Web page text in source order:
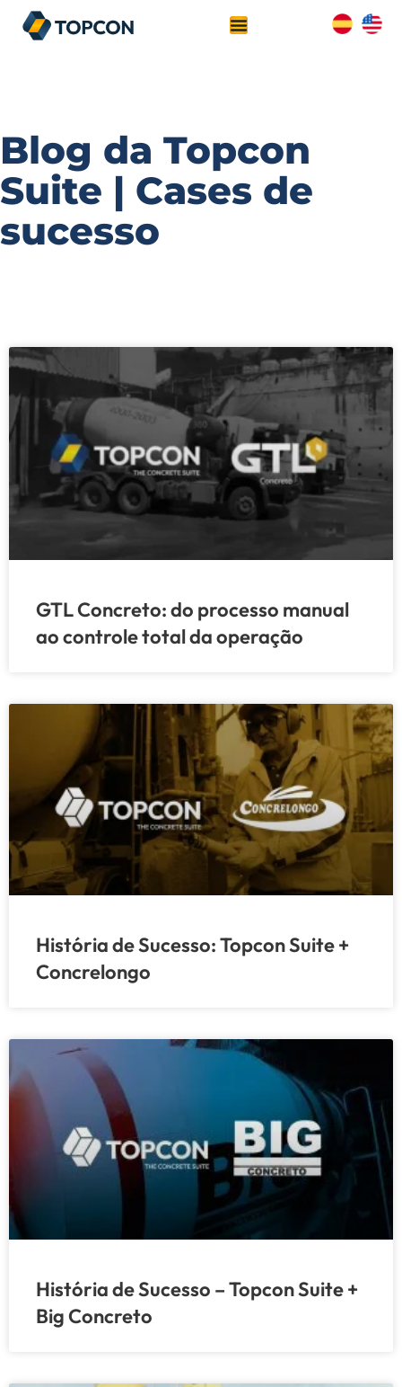
Blog da Topcon
Suite | Cases de
sucesso
GTL Concreto: do processo manual
ao controle total da operação
História de Sucesso: Topcon Suite +
Concrelongo
História de Sucesso – Topcon Suite +
Big Concreto